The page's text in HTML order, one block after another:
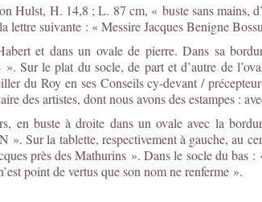
Hulst, H. 14,8 ; L. 87 cm, « buste sans mains,
lettre suivante : « Messire Jacques Benigne
et dans un ovale de pierre. Dans sa
le plat du socle, de part et d’autre de
du Roy en ses Conseils cy-devant /
des artistes, dont nous avons des estampes :
en buste à droite dans un ovale avec la
Sur la tablette, respectivement à gauche, au
près des Mathurins ». Dans le socle du
point de vertus que son nom ne renferme ».